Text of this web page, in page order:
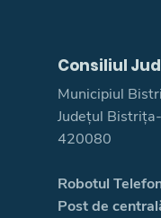
Consiliul
Municipiul
Județul
420080
Robotul
Post de